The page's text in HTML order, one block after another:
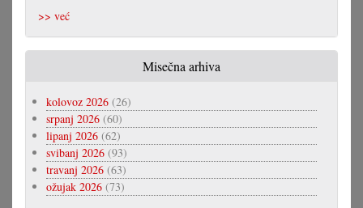
>> već
Misečna arhiva
kolovoz 2026 (26)
srpanj 2026 (60)
lipanj 2026 (62)
svibanj 2026 (93)
travanj 2026 (63)
ožujak 2026 (73)